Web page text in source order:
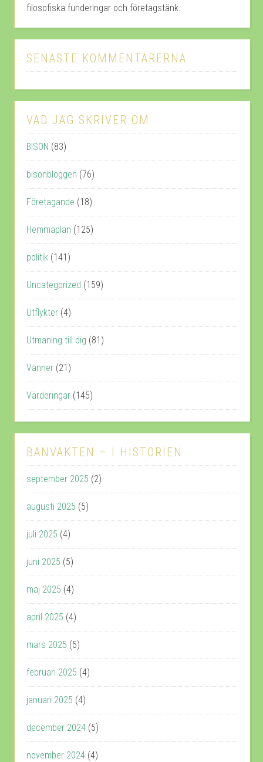
filosofiska funderingar och företagstänk.
SENASTE KOMMENTARERNA
VAD JAG SKRIVER OM
BISON (83)
bisonbloggen (76)
Företagande (18)
Hemmaplan (125)
politik (141)
Uncategorized (159)
Utflykter (4)
Utmaning till dig (81)
Vänner (21)
Värderingar (145)
BANVAKTEN – I HISTORIEN
september 2025 (2)
augusti 2025 (5)
juli 2025 (4)
juni 2025 (5)
maj 2025 (4)
april 2025 (4)
mars 2025 (5)
februari 2025 (4)
januari 2025 (4)
december 2024 (5)
november 2024 (4)